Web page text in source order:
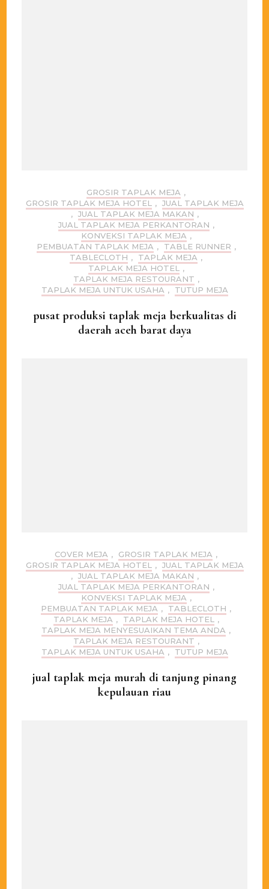
GROSIR TAPLAK MEJA ,
GROSIR TAPLAK MEJA HOTEL
, JUAL TAPLAK MEJA
, JUAL TAPLAK MEJA MAKAN ,
JUAL TAPLAK MEJA PERKANTORAN ,
KONVEKSI TAPLAK MEJA ,
PEMBUATAN TAPLAK MEJA , TABLE RUNNER ,
TABLECLOTH , TAPLAK MEJA ,
TAPLAK MEJA HOTEL
,
TAPLAK MEJA RESTOURANT ,
TAPLAK MEJA UNTUK USAHA , TUTUP MEJA
pusat produksi taplak meja berkualitas di
daerah aceh barat daya
COVER MEJA , GROSIR TAPLAK MEJA ,
GROSIR TAPLAK MEJA HOTEL
, JUAL TAPLAK MEJA
, JUAL TAPLAK MEJA MAKAN ,
JUAL TAPLAK MEJA PERKANTORAN ,
KONVEKSI TAPLAK MEJA ,
PEMBUATAN TAPLAK MEJA , TABLECLOTH ,
TAPLAK MEJA , TAPLAK MEJA HOTEL
,
TAPLAK MEJA MENYESUAIKAN TEMA ANDA ,
TAPLAK MEJA RESTOURANT ,
TAPLAK MEJA UNTUK USAHA , TUTUP MEJA
jual taplak meja murah di tanjung pinang
kepulauan riau